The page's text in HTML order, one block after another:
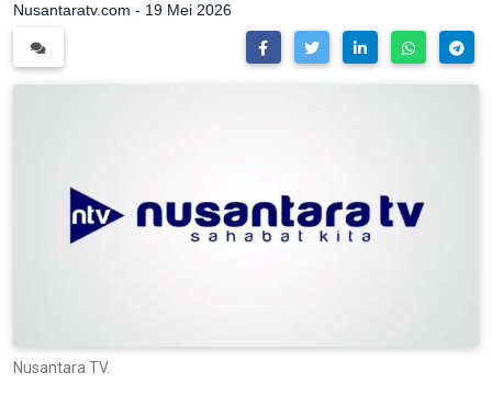
Nusantaratv.com - 19 Mei 2026
Nusantara TV.